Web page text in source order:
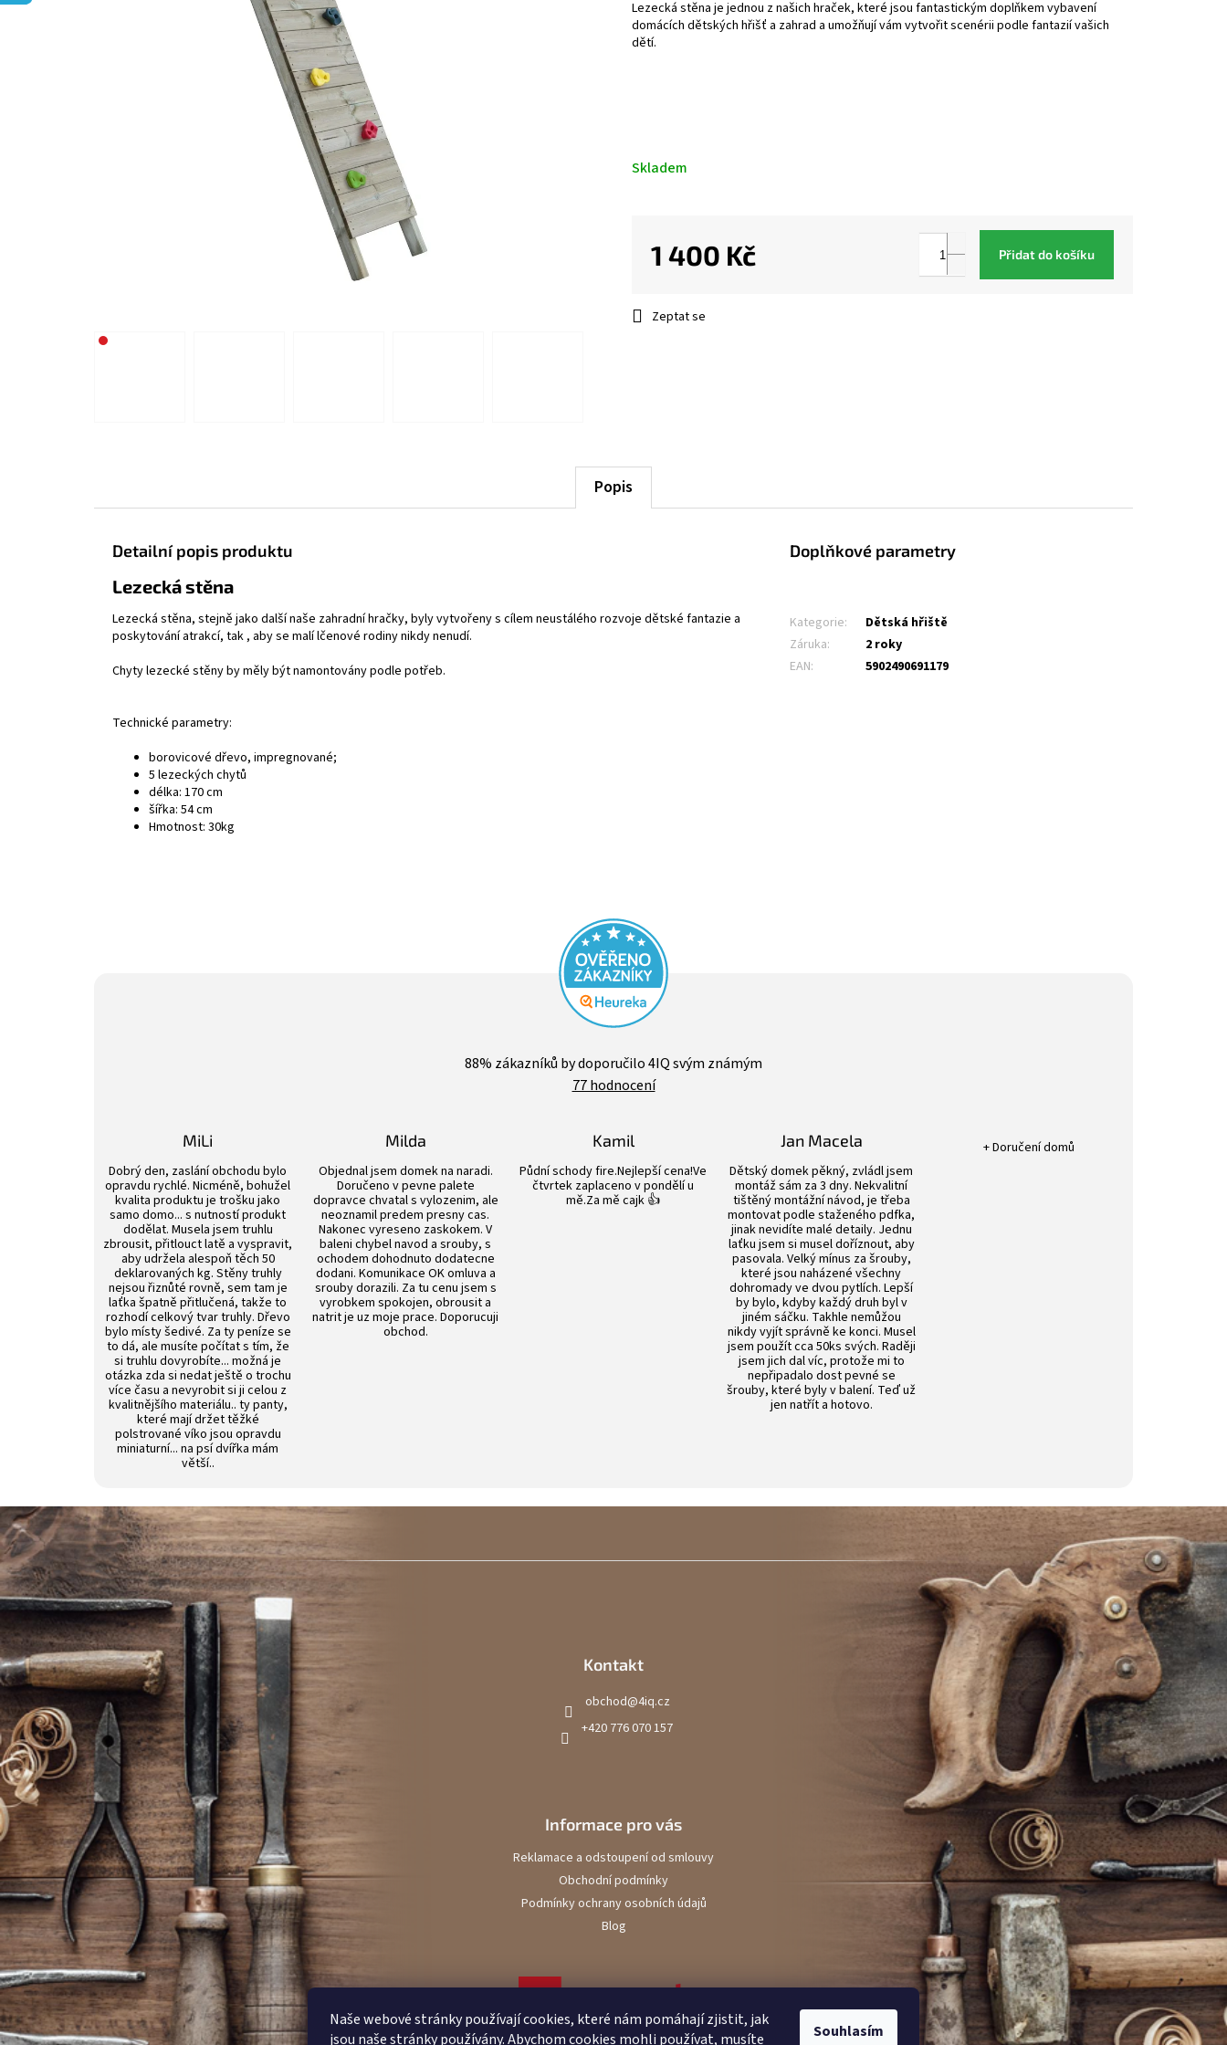
Naše webové stránky používají cookies, které nám pomáhají zjistit, jak
jsou naše stránky používány. Abychom cookies mohli používat, musíte
Souhlasím
Lezecká stěna je jednou z našich hraček, které jsou fantastickým doplňkem vybavení
domácích dětských hřišť a zahrad a umožňují vám vytvořit scenérii podle fantazií vašich
dětí.
Zeptat se
Skladem
1 400 Kč Přidat do košíku
Popis
Detailní popis produktu
Lezecká stěna
Lezecká stěna, stejně jako další naše zahradní hračky, byly vytvořeny s cílem neustálého rozvoje dětské fantazie a
poskytování atrakcí, tak , aby se malí lčenové rodiny nikdy nenudí.
Chyty lezecké stěny by měly být namontovány podle potřeb.
Technické parametry:
borovicové dřevo, impregnované;
5 lezeckých chytů
délka: 170 cm
šířka: 54 cm
Hmotnost: 30kg
Doplňkové parametry
Kategorie:
Dětská hřiště
Záruka:
2 roky
EAN: 5902490691179
hodnocení
obchodu
je
hvězdiček.
88% zákazníků by doporučilo 4IQ svým známým
77 hodnocení
MiLi
Hodnocení obchodu je 3 z 5 hvězdiček.
Dobrý den, zaslání obchodu bylo
opravdu rychlé. Nicméně, bohužel
kvalita produktu je trošku jako
samo domo... s nutností produkt
dodělat. Musela jsem truhlu
zbrousit, přitlouct latě a vyspravit,
aby udržela alespoň těch 50
deklarovaných kg. Stěny truhly
nejsou řiznůté rovně, sem tam je
laťka špatně přitlučená, takže to
rozhodí celkový tvar truhly. Dřevo
bylo místy šedivé. Za ty peníze se
to dá, ale musíte počítat s tím, že
si truhlu dovyrobíte... možná je
otázka zda si nedat ještě o trochu
více času a nevyrobit si ji celou z
kvalitnějšího materiálu.. ty panty,
které mají držet těžké
polstrované víko jsou opravdu
miniaturní... na psí dvířka mám
větší..
Milda
Hodnocení obchodu je 5 z 5 hvězdiček.
Objednal jsem domek na naradi.
Doručeno v pevne palete
dopravce chvatal s vylozenim, ale
neoznamil predem presny cas.
Nakonec vyreseno zaskokem. V
baleni chybel navod a srouby, s
ochodem dohodnuto dodatecne
dodani. Komunikace OK omluva a
srouby dorazili. Za tu cenu jsem s
vyrobkem spokojen, obrousit a
natrit je uz moje prace. Doporucuji
obchod.
Kamil
Hodnocení obchodu je 5 z 5 hvězdiček.
Půdní schody fire.Nejlepší cena!Ve
čtvrtek zaplaceno v pondělí u
mě.Za mě cajk 👍
Jan Macela
Hodnocení obchodu je 4 z 5 hvězdiček.
Dětský domek pěkný, zvládl jsem
montáž sám za 3 dny. Nekvalitní
tištěný montážní návod, je třeba
montovat podle staženého pdfka,
jinak nevidíte malé detaily. Jednu
laťku jsem si musel doříznout, aby
pasovala. Velký mínus za šrouby,
které jsou naházené všechny
dohromady ve dvou pytlích. Lepší
by bylo, kdyby každý druh byl v
jiném sáčku. Takhle nemůžou
nikdy vyjít správně ke konci. Musel
jsem použít cca 50ks svých. Raději
jsem jich dal víc, protože mi to
nepřipadalo dost pevné se
šrouby, které byly v balení. Teď už
jen natřít a hotovo.
Hodnocení obchodu je 5 z 5
+ Doručení domů
Z
á
p
a
t
Kontakt
obchod@4iq.cz
+420 776 070 157
Informace pro vás
Reklamace a odstoupení od smlouvy
Obchodní podmínky
Podmínky ochrany osobních údajů
Blog